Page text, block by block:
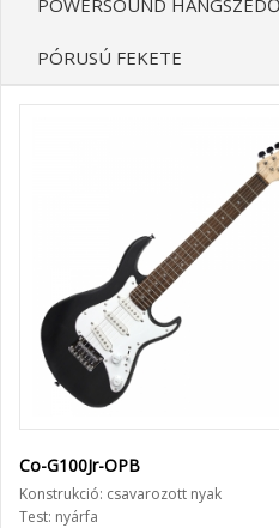
POWERSOUND
PÓRUSÚ FEKETE
Co-G100Jr-OPB
Konstrukció: csavarozott nyak
Test: nyárfa